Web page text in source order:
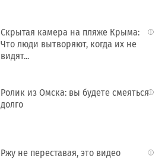
i
Скрытая камера на пляже Крыма:
Что люди вытворяют, когда их не
видят...
i
Ролик из Омска: вы будете смеяться
долго
i
Ржу не переставая, это видео